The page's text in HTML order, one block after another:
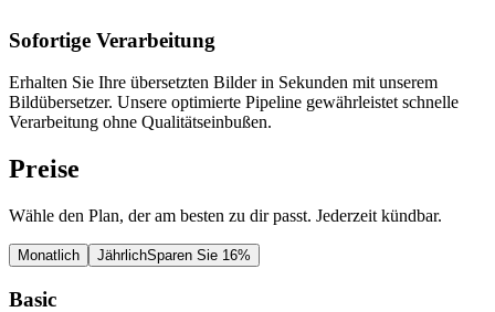
Sofortige Verarbeitung
Erhalten Sie Ihre übersetzten Bilder in Sekunden mit unserem
Bildübersetzer. Unsere optimierte Pipeline gewährleistet schnelle
Verarbeitung ohne Qualitätseinbußen.
Preise
Wähle den Plan, der am besten zu dir passt. Jederzeit kündbar.
Monatlich JährlichSparen Sie 16%
Basic